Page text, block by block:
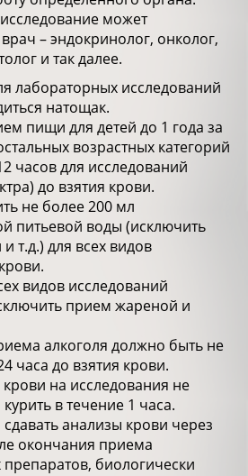
может
– эндокринолог, онколог,
и так далее.
лабораторных исследований
натощак.
пищи для детей до 1 года за
возрастных категорий
часов для исследований
до взятия крови.
не более 200 мл
питьевой воды (исключить
т.д.) для всех видов
видов исследований
прием жареной и
алкоголя должно быть не
часа до взятия крови.
на исследования не
в течение 1 часа.
анализы крови через
окончания приема
биологически